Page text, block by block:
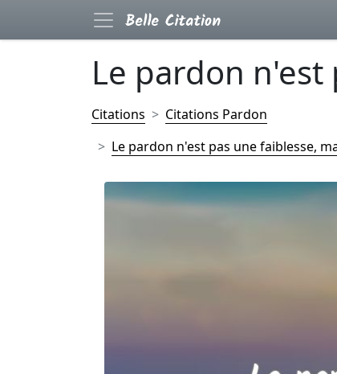
Le pardon n'est
Citations
Citations Pardon
Le pardon n'est pas une faiblesse,